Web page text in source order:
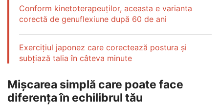
Conform kinetoterapeuților, aceasta e varianta
corectă de genuflexiune după 60 de ani
Exercițiul japonez care corectează postura și
subțiază talia în câteva minute
Mișcarea simplă care poate face
diferența în echilibrul tău